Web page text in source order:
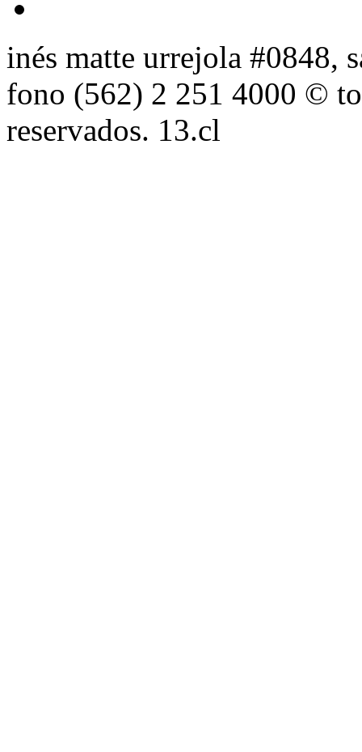
inés matte urrejola #0848,
fono (562) 2 251 4000 ©
reservados. 13.cl